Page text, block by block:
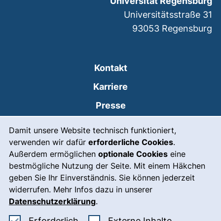
Damit unsere Website technisch funktioniert,
verwenden wir dafür erforderliche Cookies.
Außerdem ermöglichen optionale Cookies eine
bestmögliche Nutzung der Seite. Mit einem Häkchen
geben Sie Ihr Einverständnis. Sie können jederzeit
widerrufen. Mehr Infos dazu in unserer
Datenschutzerklärung.
Kontakt
Karriere
Presse
Leichte Sprache
Gebärdensprache
Notfall(externer Link, öffnet
Impressum
Barrierefreiheit
Universitätsstraße 31
93053 Regensburg